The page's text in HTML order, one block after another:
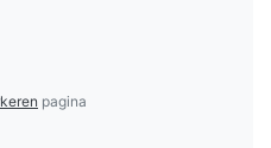
pagina